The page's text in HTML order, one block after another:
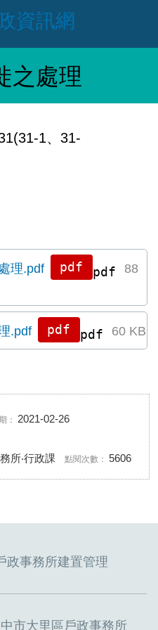
之處理
1、31-
理.pdf pdf
88
.pdf pdf 60 KB
： 2021-02-26
所‧行政課 點閱次數： 5606
政事務所建置管理
市大里區戶政事務所